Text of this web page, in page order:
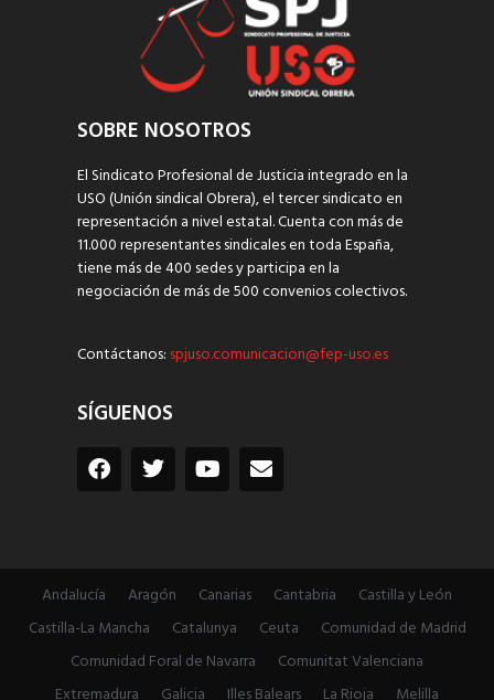
SOBRE NOSOTROS
El Sindicato Profesional de Justicia integrado en la
USO (Unión sindical Obrera), el tercer sindicato en
representación a nivel estatal. Cuenta con más de
11.000 representantes sindicales en toda España,
tiene más de 400 sedes y participa en la
negociación de más de 500 convenios colectivos.
Contáctanos: spjuso.comunicacion@fep-uso.es
SÍGUENOS
Andalucía Aragón Canarias Cantabria
Castilla y León
Castilla-La Mancha
Catalunya Ceuta
Comunidad de Madrid
Comunidad Foral de Navarra
Comunitat Valenciana